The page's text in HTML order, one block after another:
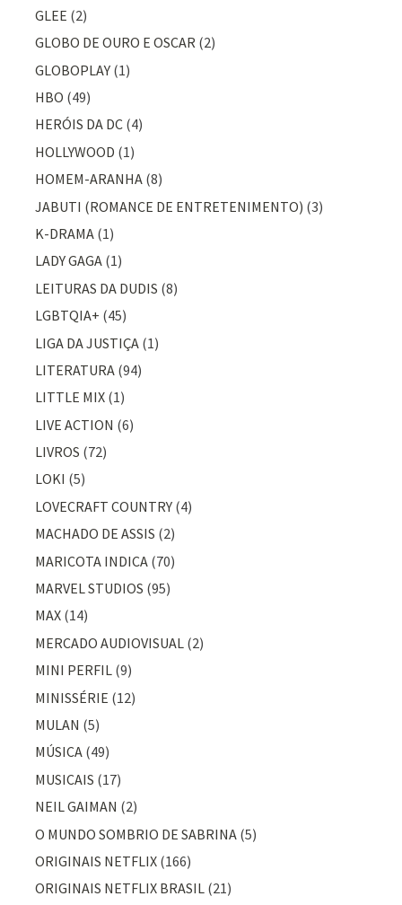
GLEE (2)
GLOBO DE OURO E OSCAR (2)
GLOBOPLAY (1)
HBO (49)
HERÓIS DA DC (4)
HOLLYWOOD (1)
HOMEM-ARANHA (8)
JABUTI (ROMANCE DE ENTRETENIMENTO) (3)
K-DRAMA (1)
LADY GAGA (1)
LEITURAS DA DUDIS (8)
LGBTQIA+ (45)
LIGA DA JUSTIÇA (1)
LITERATURA (94)
LITTLE MIX (1)
LIVE ACTION (6)
LIVROS (72)
LOKI (5)
LOVECRAFT COUNTRY (4)
MACHADO DE ASSIS (2)
MARICOTA INDICA (70)
MARVEL STUDIOS (95)
MAX (14)
MERCADO AUDIOVISUAL (2)
MINI PERFIL (9)
MINISSÉRIE (12)
MULAN (5)
MÚSICA (49)
MUSICAIS (17)
NEIL GAIMAN (2)
O MUNDO SOMBRIO DE SABRINA (5)
ORIGINAIS NETFLIX (166)
ORIGINAIS NETFLIX BRASIL (21)